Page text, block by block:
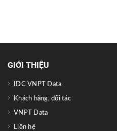
GIỚI THIỆU
IDC VNPT Data
Khách hàng, đối tác
VNPT Data
Liên hệ